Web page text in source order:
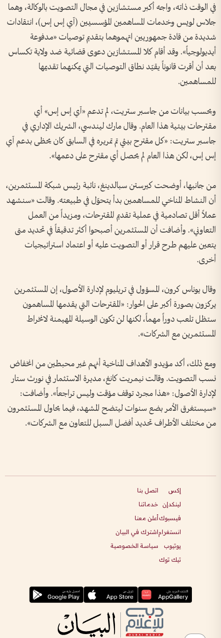
في الوقت ذاته، واجه أكبر مستشارَين في مجال التصويت بالوكالة، وهما
جلاس لويس وخدمات المساهمين المؤسسيين (آي إس إس)، انتقادات
شديدة من قادة جمهوريين اتهموهما بتقديم توصيات «مدفوعة
أيديولوجياً». وقد أقام كلا المستشارَين دعوى قضائية ضد ولاية تكساس
بعد أن أقرت قانوناً يقيّد نطاق التوصيات التي يمكنهما تقديمها
للمساهمين.
وبحسب بيانات من جاسبر ستريت، لم تدعم «آي إس إس» أي
مقترحات بيئية هذا العام. وقال مارك ليندسي، الشريك الإداري في
جاسبر ستريت: «كل مقترح بيئي تم تمريره في السابق كان يحظى بدعم آي
إس إس، لكن هذا العام لم يحصل أي مقترح على دعمها».
من جانبها، أوضحت كيرستن سبالدينغ، نائبة رئيس شبكة المستثمرين،
أن النشاط المناخي للمساهمين بدأ يتحوّل في طبيعته. وقالت «سنشهد
عملاً أقل تصادمية في عملية تقديم المقترحات، ومزيداً من العمل
التعاوني». وأضافت أن المستثمرين أصبحوا أكثر تدقيقاً في تحديد متى
يتعين عليهم طرح قرار أو التصويت عليه أو اعتماد استراتيجيات
أخرى.
وقال يوناس كرون، المسؤول في تريليوم لإدارة الأصول، إن المستثمرين
يركزون بصورة أكبر على الحوار: «المقترحات التي يقدمها المساهمون
ستظل تلعب دوراً مهماً، لكنها لن تكون الوسيلة المهيمنة لانخراط
المستثمرين مع الشركات».
ومع ذلك، أكد مؤيدو الأهداف المناخية أنهم غير محبطين من انخفاض
نسب التصويت. وقالت نيمريت كانغ، مديرة الاستثمار في نورث ستار
لإدارة الأصول: «هذا مجرد توقف مؤقت وليس تراجعاً». وأضافت:
«سيستغرق الأمر بضع سنوات ليتضح المشهد، فيما يحاول المستثمرون
من مختلف الأطراف تحديد أفضل السبل للتعاون مع الشركات».
إكس
لينكدإن
فيسبوك
انستغرام
يوتيوب
تيك توك
اتصل بنا
خدماتنا
أعلن معنا
اشترك في البيان
سياسة الخصوصية